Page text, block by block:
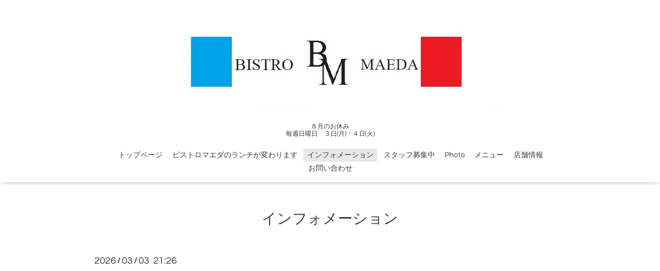
８月のお休み
毎週日曜日 ３日(月)・４日(火)
トップページ ビストロマエダのランチが変わります インフォメーション スタッフ募集中 Photo メニュー
店舗情報
お問い合わせ
インフォメーション
2026 / 03 / 03 21:26